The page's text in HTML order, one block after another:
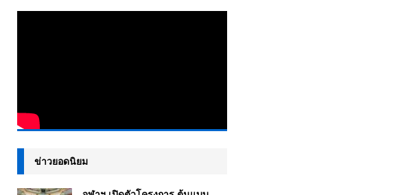
ข่าวยอดนิยม